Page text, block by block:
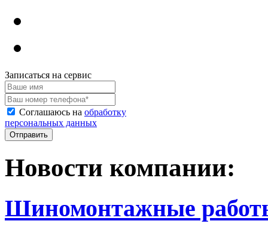
Записаться на сервис
Соглашаюсь на обработку
персональных данных
Новости компании:
Шиномонтажные